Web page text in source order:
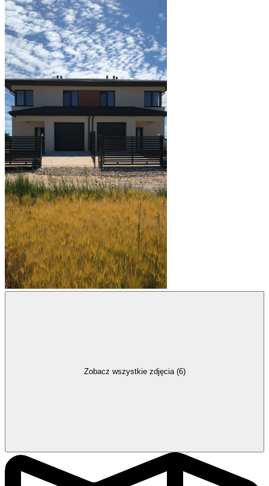
Zobacz wszystkie zdjęcia (6)